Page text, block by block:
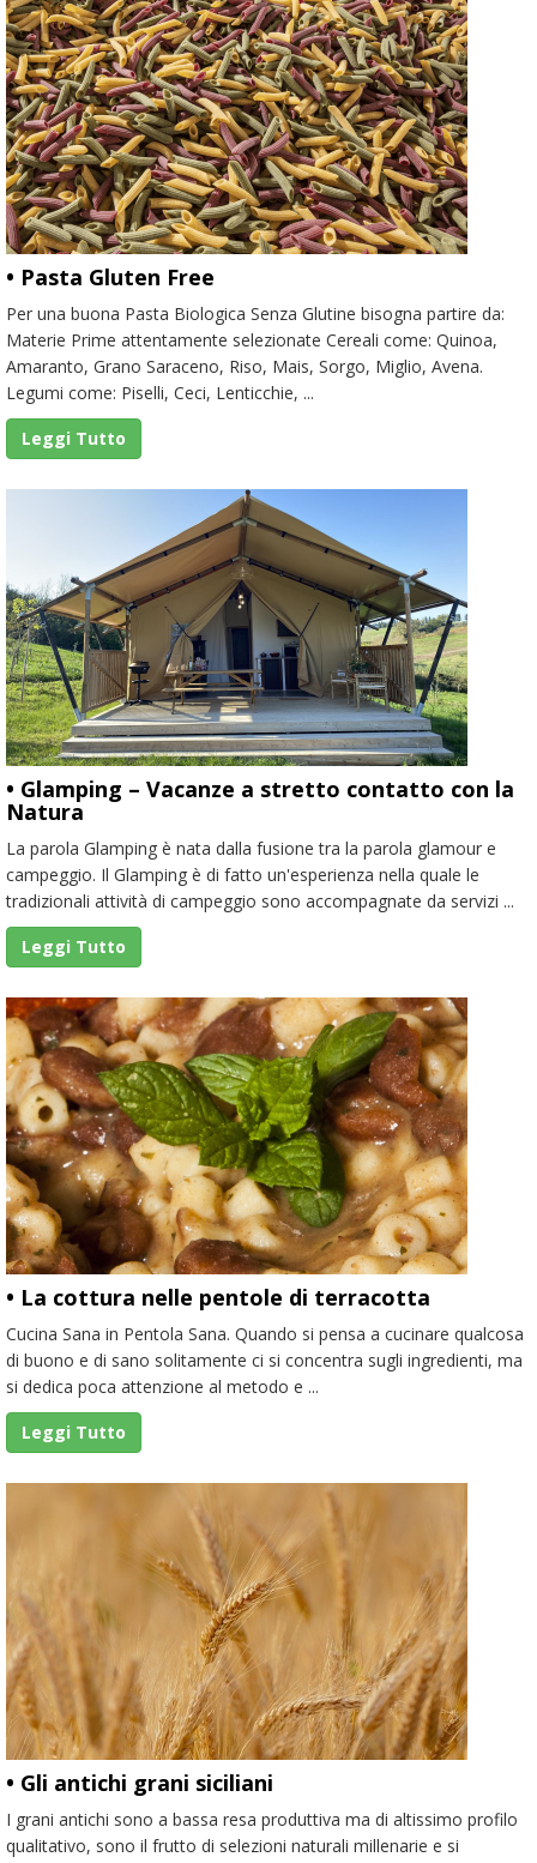
• Pasta Gluten Free
Per una buona Pasta Biologica Senza Glutine bisogna partire da:
Materie Prime attentamente selezionate Cereali come: Quinoa,
Amaranto, Grano Saraceno, Riso, Mais, Sorgo, Miglio, Avena.
Legumi come: Piselli, Ceci, Lenticchie, ...
Leggi Tutto
• Glamping – Vacanze a stretto contatto con la
Natura
La parola Glamping è nata dalla fusione tra la parola glamour e
campeggio. Il Glamping è di fatto un'esperienza nella quale le
tradizionali attività di campeggio sono accompagnate da servizi ...
Leggi Tutto
• La cottura nelle pentole di terracotta
Cucina Sana in Pentola Sana. Quando si pensa a cucinare qualcosa
di buono e di sano solitamente ci si concentra sugli ingredienti, ma
si dedica poca attenzione al metodo e ...
Leggi Tutto
• Gli antichi grani siciliani
I grani antichi sono a bassa resa produttiva ma di altissimo profilo
qualitativo, sono il frutto di selezioni naturali millenarie e si